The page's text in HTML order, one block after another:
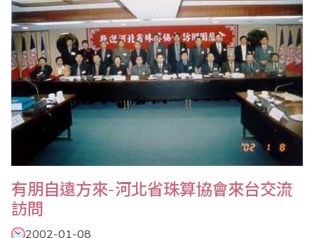
有朋自遠方來-河北省珠算協會來台交流
訪問
2002-01-08